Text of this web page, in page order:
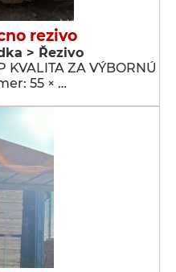
rezivo
> Řezivo
KVALITA ZA VÝBORNÚ
55 × …